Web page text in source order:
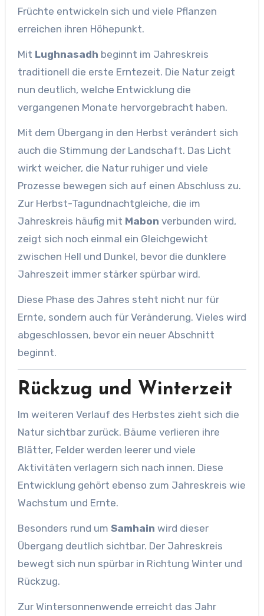
Früchte entwickeln sich und viele Pflanzen
erreichen ihren Höhepunkt.
Mit Lughnasadh beginnt im Jahreskreis
traditionell die erste Erntezeit. Die Natur zeigt
nun deutlich, welche Entwicklung die
vergangenen Monate hervorgebracht haben.
Mit dem Übergang in den Herbst verändert sich
auch die Stimmung der Landschaft. Das Licht
wirkt weicher, die Natur ruhiger und viele
Prozesse bewegen sich auf einen Abschluss zu.
Zur Herbst-Tagundnachtgleiche, die im
Jahreskreis häufig mit Mabon verbunden wird,
zeigt sich noch einmal ein Gleichgewicht
zwischen Hell und Dunkel, bevor die dunklere
Jahreszeit immer stärker spürbar wird.
Diese Phase des Jahres steht nicht nur für
Ernte, sondern auch für Veränderung. Vieles wird
abgeschlossen, bevor ein neuer Abschnitt
beginnt.
Rückzug und Winterzeit
Im weiteren Verlauf des Herbstes zieht sich die
Natur sichtbar zurück. Bäume verlieren ihre
Blätter, Felder werden leerer und viele
Aktivitäten verlagern sich nach innen. Diese
Entwicklung gehört ebenso zum Jahreskreis wie
Wachstum und Ernte.
Besonders rund um Samhain wird dieser
Übergang deutlich sichtbar. Der Jahreskreis
bewegt sich nun spürbar in Richtung Winter und
Rückzug.
Zur Wintersonnenwende erreicht das Jahr